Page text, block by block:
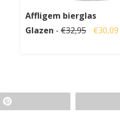
Affligem bierglas
Glazen -€32,95 €30,09